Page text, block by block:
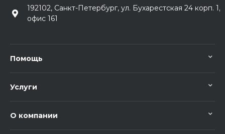
192102, Санкт-Петербург, ул. Бухарестская 24 корп. 1,
офис 161
Помощь
Услуги
О компании